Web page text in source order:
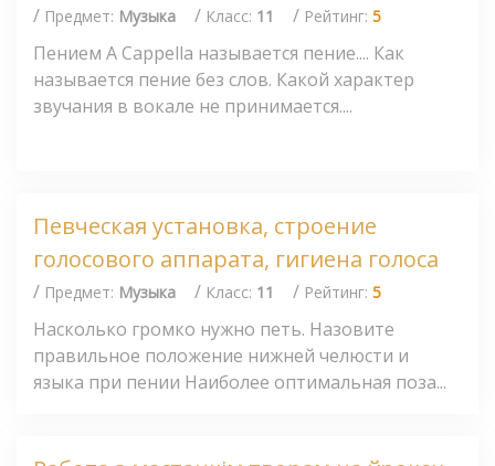
/ Предмет: Музыка / Класс: 11 / Рейтинг: 5
Пением А Сарреllа называется пение.... Как
называется пение без слов. Какой характер
звучания в вокале не принимается....
Певческая установка, строение
голосового аппарата, гигиена голоса
/ Предмет: Музыка / Класс: 11 / Рейтинг: 5
Насколько громко нужно петь. Назовите
правильное положение нижней челюсти и
языка при пении Наиболее оптимальная поза...